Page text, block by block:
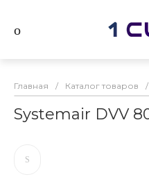
Главная / Каталог товаров /
Systemair DVV